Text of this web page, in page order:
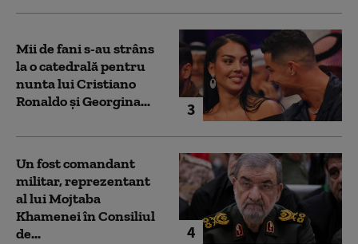
3
Mii de fani s-au strâns
la o catedrală pentru
nunta lui Cristiano
Ronaldo şi Georgina...
4
Un fost comandant
militar, reprezentant
al lui Mojtaba
Khamenei în Consiliul
de...